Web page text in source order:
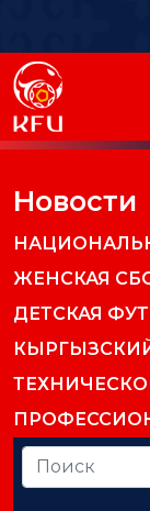
Новости
ЖЕНСКАЯ
ДЕТСКАЯ